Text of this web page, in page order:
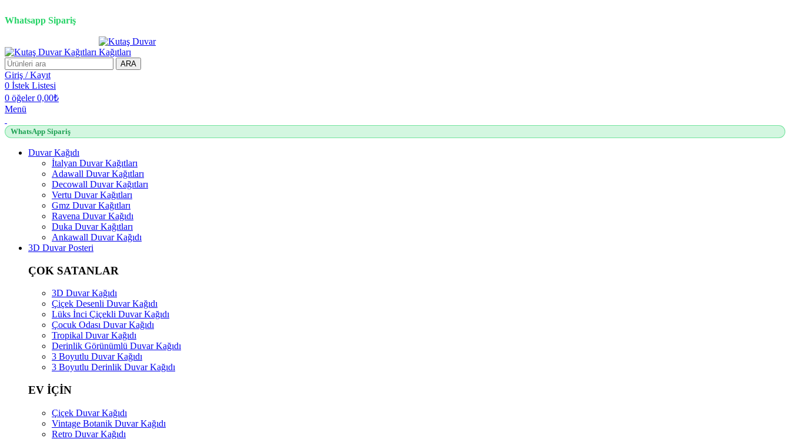
Whatsapp Sipariş
ARA
Giriş / Kayıt
0 İstek Listesi
0 öğeler 0,00₺
Menü
WhatsApp Sipariş
Duvar Kağıdı
İtalyan Duvar Kağıtları
Adawall Duvar Kağıtları
Decowall Duvar Kağıtları
Vertu Duvar Kağıtları
Gmz Duvar Kağıtları
Ravena Duvar Kağıdı
Duka Duvar Kağıtları
Ankawall Duvar Kağıdı
3D Duvar Posteri
ÇOK SATANLAR
3D Duvar Kağıdı
Çiçek Desenli Duvar Kağıdı
Lüks İnci Çiçekli Duvar Kağıdı
Çocuk Odası Duvar Kağıdı
Tropikal Duvar Kağıdı
Derinlik Görünümlü Duvar Kağıdı
3 Boyutlu Duvar Kağıdı
3 Boyutlu Derinlik Duvar Kağıdı
EV İÇİN
Çiçek Duvar Kağıdı
Vintage Botanik Duvar Kağıdı
Retro Duvar Kağıdı